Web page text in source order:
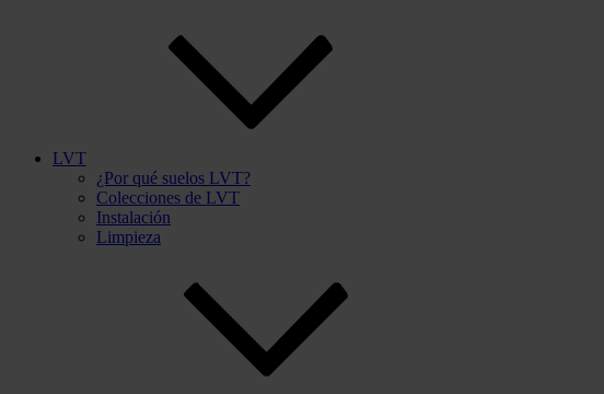
LVT
¿Por qué suelos LVT?
Colecciones de LVT
Instalación
Limpieza